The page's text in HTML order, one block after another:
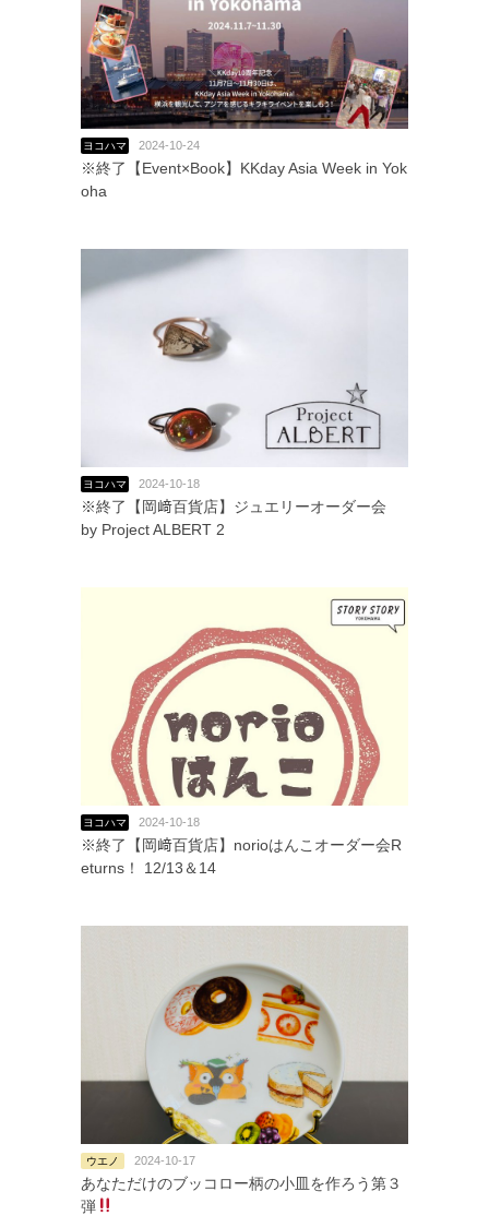
ヨコハマ 2024-10-24
※終了【Event×Book】KKday Asia Week in Yok
oha
ヨコハマ 2024-10-18
※終了【岡﨑百貨店】ジュエリーオーダー会
by Project ALBERT 2
ヨコハマ 2024-10-18
※終了【岡﨑百貨店】norioはんこオーダー会R
eturns！ 12/13＆14
ウエノ 2024-10-17
あなただけのブッコロー柄の小皿を作ろう第３
弾